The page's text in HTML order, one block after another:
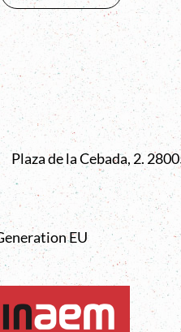
Plaza de la Cebada, 2.
EU